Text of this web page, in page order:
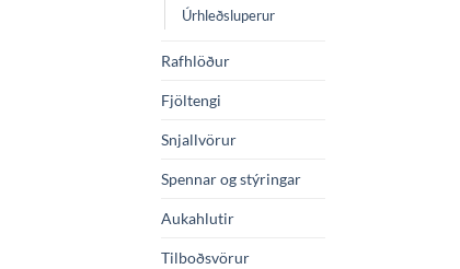
Úrhleðsluperur
Rafhlöður
Fjöltengi
Snjallvörur
Spennar og stýringar
Aukahlutir
Tilboðsvörur